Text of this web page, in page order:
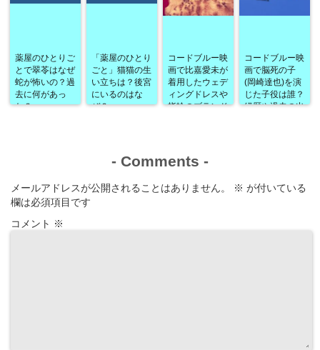
薬屋のひとりご
とで翠苓はなぜ
蛇が怖いの？過
去に何があっ
た？
「薬屋のひとり
ごと」猫猫の生
い立ちは？後宮
にいるのはな
ぜ？
コードブルー映
画で比嘉愛未が
着用したウェデ
ィングドレスや
指輪のブランド
コードブルー映
画で脳死の子
(岡崎達也)を演
じた子役は誰？
経歴や過去の出
- Comments -
メールアドレスが公開されることはありません。 ※ が付いている
欄は必須項目です
コメント ※